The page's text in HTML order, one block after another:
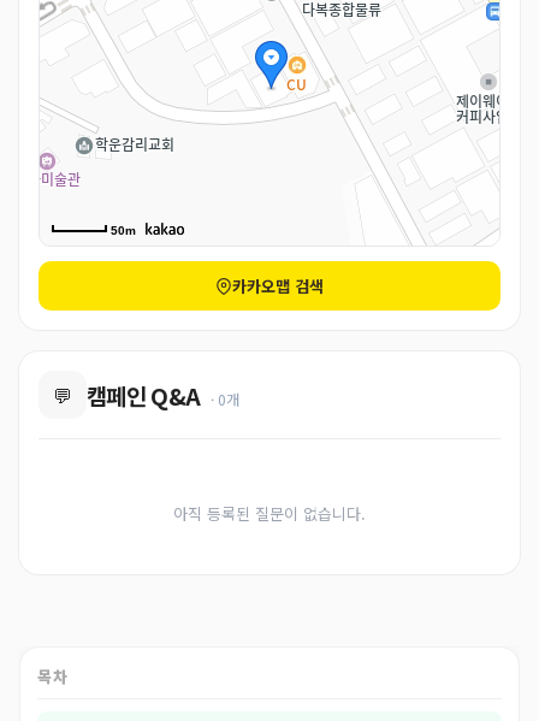
50m
카카오맵 검색
💬 캠페인 Q&A · 0개
아직 등록된 질문이 없습니다.
목차